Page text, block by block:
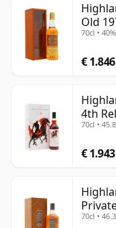
Old
70cl • 40%
€ 1.846
4th
oud
70cl •
€ 1.943
jaar
70cl •